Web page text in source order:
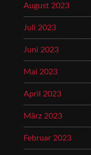
August 2023
Juli 2023
Juni 2023
Mai 2023
April 2023
März 2023
Februar 2023